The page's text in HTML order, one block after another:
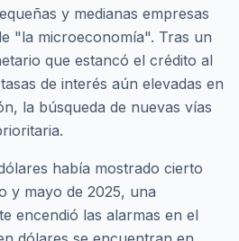
y medianas empresas
"la microeconomía". Tras un
que estancó el crédito al
de interés aún elevadas en
la búsqueda de nuevas vías
había mostrado cierto
y mayo de 2025, una
encendió las alarmas en el